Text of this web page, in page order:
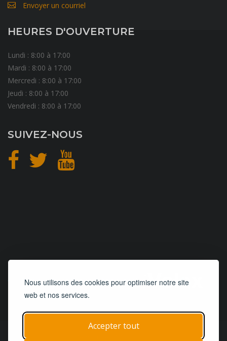
Nous utilisons des cookies pour optimiser notre site
web et nos services.
Accepter tout
Envoyer un courriel
HEURES D'OUVERTURE
Lundi : 8:00 à 17:00
Mardi : 8:00 à 17:00
Mercredi : 8:00 à 17:00
Jeudi : 8:00 à 17:00
Vendredi : 8:00 à 17:00
SUIVEZ-NOUS
CONCEPTIONetHÉBERGEMENT
© 2019 - 2026 | Tous droits réservés